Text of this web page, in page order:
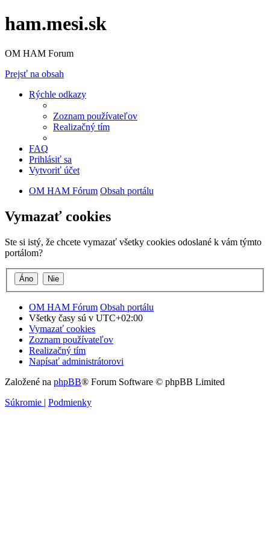
ham.mesi.sk
OM HAM Forum
Prejsť na obsah
Rýchle odkazy
Zoznam používateľov
Realizačný tím
FAQ
Prihlásiť sa
Vytvoriť účet
OM HAM Fórum Obsah portálu
Vymazať cookies
Ste si istý, že chcete vymazať všetky cookies odoslané k vám týmto
portálom?
OM HAM Fórum Obsah portálu
Všetky časy sú v UTC+02:00
Vymazať cookies
Zoznam používateľov
Realizačný tím
Napísať administrátorovi
Založené na phpBB® Forum Software © phpBB Limited
Súkromie | Podmienky